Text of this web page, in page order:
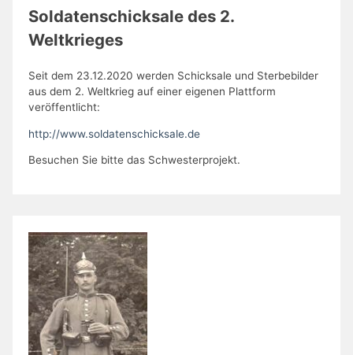
Soldatenschicksale des 2.
Weltkrieges
Seit dem 23.12.2020 werden Schicksale und Sterbebilder
aus dem 2. Weltkrieg auf einer eigenen Plattform
veröffentlicht:
http://www.soldatenschicksale.de
Besuchen Sie bitte das Schwesterprojekt.